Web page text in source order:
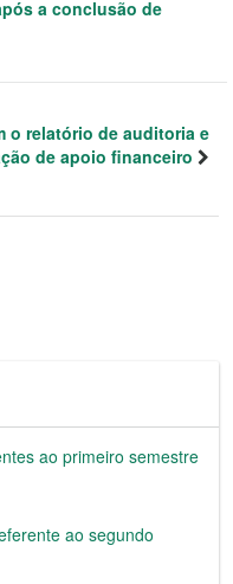
a conclusão de
o relatório de auditoria e
de apoio financeiro
ao primeiro semestre
ao segundo